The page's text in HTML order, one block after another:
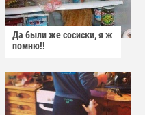
Да были же сосиски, я ж
помню!!